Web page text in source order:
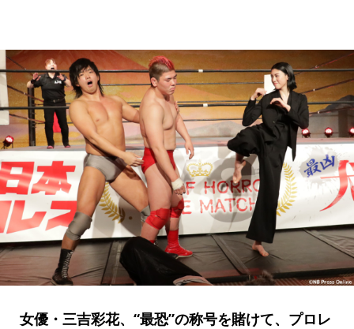
女優・三吉彩花、“最恐”の称号を賭けて、プロレ